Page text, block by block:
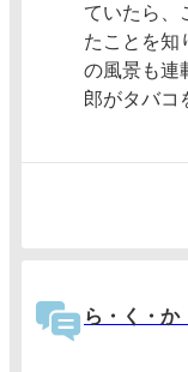
ていたら、
たことを知
の風景も連
郎がタバコ
ら・く・か